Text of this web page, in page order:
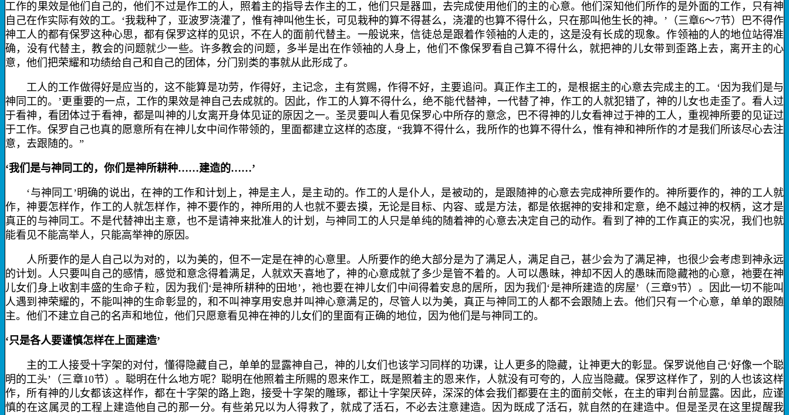
工作的果效是他们自己的，他们不过是作工的人，照着主的指导去作主的工，他们只是器皿，去完成使用他们的主的心意。他们深知他们所作的是外面的工作，只有神
自己在作实际有效的工。‘我栽种了，亚波罗浇灌了，惟有神叫他生长，可见栽种的算不得甚么，浇灌的也算不得什么，只在那叫他生长的神。’（三章6～7节）巴不得作
神工人的都有保罗这种心思，都有保罗这样的见识，不在人的面前代替主。一般说来，信徒总是跟着作领袖的人走的，这是没有长成的现象。作领袖的人的地位站得准
确，没有代替主，教会的问题就少一些。许多教会的问题，多半是出在作领袖的人身上，他们不像保罗看自己算不得什么，就把神的儿女带到歪路上去，离开主的心
意，他们把荣耀和功绩给自己和自己的团体，分门别类的事就从此形成了。
工人的工作做得好是应当的，这不能算是功劳，作得好，主记念，主有赏赐，作得不好，主要追问。真正作主工的，是根据主的心意去完成主的工。‘因为我们是与
神同工的。’更重要的一点，工作的果效是神自己去成就的。因此，作工的人算不得什么，绝不能代替神，一代替了神，作工的人就犯错了，神的儿女也走歪了。看人过
于看神，看团体过于看神，都是叫神的儿女离开身体见证的原因之一。圣灵要叫人看见保罗心中所存的意念，巴不得神的儿女看神过于神的工人，重视神所要的见证过
于工作。保罗自己也真的愿意所有在神儿女中间作带领的，里面都建立这样的态度，“我算不得什么，我所作的也算不得什么，惟有神和神所作的才是我们所该尽心去注
意，去跟随的。”
‘我们是与神同工的，你们是神所耕种……建造的……’
‘与神同工’明确的说出，在神的工作和计划上，神是主人，是主动的。作工的人是仆人，是被动的，是跟随神的心意去完成神所要作的。神所要作的，神的工人就
作，神要怎样作，作工的人就怎样作，神不要作的，神所用的人也就不要去摸，无论是目标、内容、或是方法，都是依据神的安排和定意，绝不越过神的权柄，这才是
真正的与神同工。不是代替神出主意，也不是请神来批准人的计划，与神同工的人只是单纯的随着神的心意去决定自己的动作。看到了神的工作真正的实况，我们也就
能看见不能高举人，只能高举神的原因。
人所要作的是人自己以为对的，以为美的，但不一定是在神的心意里。人所要作的绝大部分是为了满足人，满足自己，甚少会为了满足神，也很少会考虑到神永远
的计划。人只要叫自己的感情，感觉和意念得着满足，人就欢天喜地了，神的心意成就了多少是管不着的。人可以愚昧，神却不因人的愚昧而隐藏祂的心意，祂要在神
儿女们身上收割丰盛的生命子粒，因为我们‘是神所耕种的田地’，祂也要在神儿女们中间得着安息的居所，因为我们‘是神所建造的房屋’（三章9节）。因此一切不能叫
人遇到神荣耀的，不能叫神的生命彰显的，和不叫神享用安息并叫神心意满足的，尽管人以为美，真正与神同工的人都不会跟随上去。他们只有一个心意，单单的跟随
主。他们不建立自己的名声和地位，他们只愿意看见神在神的儿女们的里面有正确的地位，因为他们是与神同工的。
‘只是各人要谨慎怎样在上面建造’
主的工人接受十字架的对付，懂得隐藏自己，单单的显露神自己，神的儿女们也该学习同样的功课，让人更多的隐藏，让神更大的彰显。保罗说他自己‘好像一个聪
明的工头’（三章10节）。聪明在什么地方呢？聪明在他照着主所赐的恩来作工，既是照着主的恩来作，人就没有可夸的，人应当隐藏。保罗这样作了，别的人也该这样
作，所有神的儿女都该这样作，都在十字架的路上跑，接受十字架的雕琢，都让十字架厌碎，深深的体会我们都要在主的面前交帐，在主的审判台前显露。因此，应谨
慎的在这属灵的工程上建造他自己的那一分。有些弟兄以为人得救了，就成了活石，不必去注意建造。因为既成了活石，就自然的在建造中。但是圣灵在这里提醒我